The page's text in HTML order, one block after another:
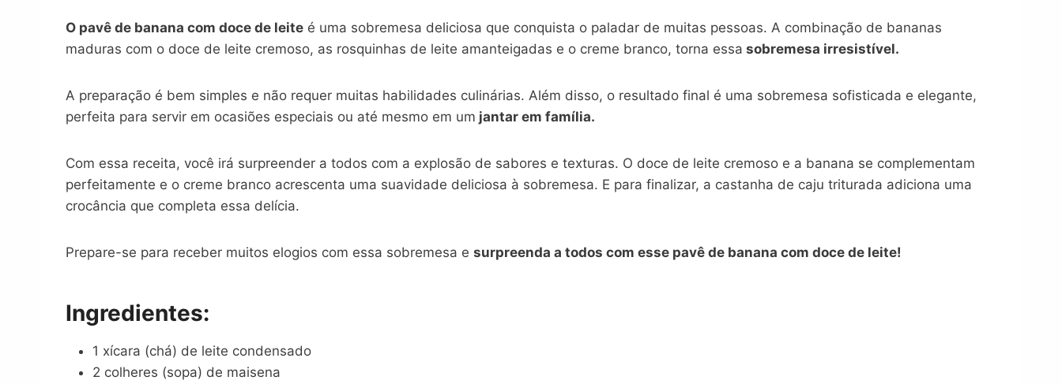
O pavê de banana com doce de leite é uma sobremesa deliciosa que conquista o paladar de muitas pessoas. A combinação de bananas
maduras com o doce de leite cremoso, as rosquinhas de leite amanteigadas e o creme branco, torna essa sobremesa irresistível.
A preparação é bem simples e não requer muitas habilidades culinárias. Além disso, o resultado final é uma sobremesa sofisticada e elegante,
perfeita para servir em ocasiões especiais ou até mesmo em um jantar em família.
Com essa receita, você irá surpreender a todos com a explosão de sabores e texturas. O doce de leite cremoso e a banana se complementam
perfeitamente e o creme branco acrescenta uma suavidade deliciosa à sobremesa. E para finalizar, a castanha de caju triturada adiciona uma
crocância que completa essa delícia.
Prepare-se para receber muitos elogios com essa sobremesa e surpreenda a todos com esse pavê de banana com doce de leite!
Ingredientes:
1 xícara (chá) de leite condensado
2 colheres (sopa) de maisena